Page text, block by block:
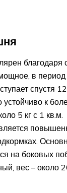
благодаря
в период
спустя
к
5 кг с 1 кв.м.
на боковых
вес – около